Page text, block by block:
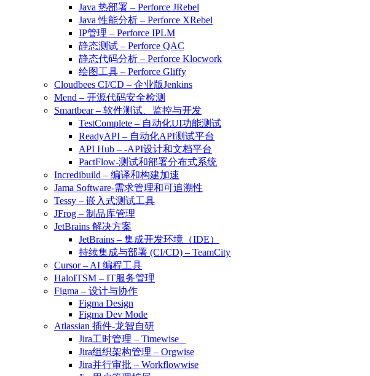
Java 热部署 – Perforce JRebel
Java 性能分析 – Perforce XRebel
IP管理 – Perforce IPLM
静态测试 – Perforce QAC
静态代码分析 – Perforce Klocwork
绘图工具 – Perforce Gliffy
Cloudbees CI/CD – 企业版Jenkins
Mend – 开源代码安全检测
Smartbear – 软件测试、监控与开发
TestComplete – 自动化UI功能测试
ReadyAPI – 自动化API测试平台
API Hub – -API设计和文档平台
PactFlow-测试和部署分布式系统
Incredibuild – 编译和构建加速
Jama Software-需求管理和可追溯性
Tessy – 嵌入式测试工具
JFrog – 制品库管理
JetBrains 解决方案
JetBrains – 集成开发环境（IDE）
持续集成与部署 (CI/CD) – TeamCity
Cursor – AI 编程工具
HaloITSM – IT服务管理
Figma – 设计与协作
Figma Design
Figma Dev Mode
Atlassian 插件-龙智自研
Jira工时管理 – Timewise
Jira组织架构管理 – Orgwise
Jira并行审批 – Workflowwise